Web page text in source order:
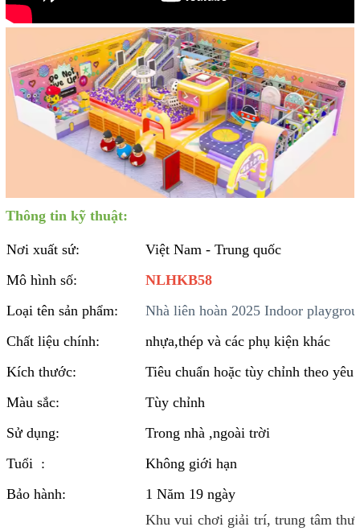
Thông tin kỹ thuật:
Nơi xuất sứ:
Việt Nam - Trung quốc
Mô hình số:
NLHKB58
Loại tên sản phẩm:
Nhà liên hoàn 2025 Indoor
Chất liệu chính:
nhựa,thép và các phụ kiện khác
Kích thước:
Tiêu chuẩn hoặc tùy chỉnh theo yêu
Màu sắc:
Tùy chỉnh
Sử dụng:
Trong nhà ,ngoài trời
Tuổi :
Không giới hạn
Bảo hành:
1 Năm 19 ngày
Khu vui chơi giải trí, trung tâm